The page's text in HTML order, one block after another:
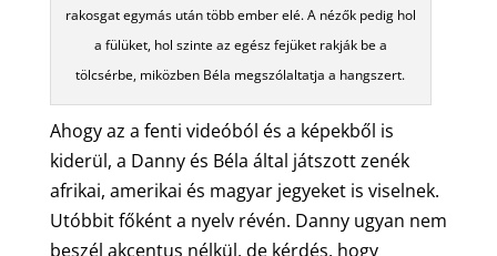
rakosgat egymás után több ember elé. A nézők pedig hol
a fülüket, hol szinte az egész fejüket rakják be a
tölcsérbe, miközben Béla megszólaltatja a hangszert.
Ahogy az a fenti videóból és a képekből is
kiderül, a Danny és Béla által játszott zenék
afrikai, amerikai és magyar jegyeket is viselnek.
Utóbbit főként a nyelv révén. Danny ugyan nem
beszél akcentus nélkül, de kérdés, hogy